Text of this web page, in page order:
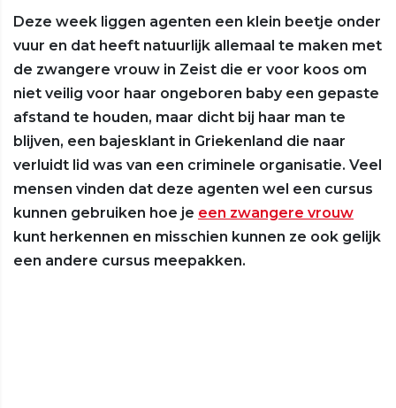
Deze week liggen agenten een klein beetje onder
vuur en dat heeft natuurlijk allemaal te maken met
de zwangere vrouw in Zeist die er voor koos om
niet veilig voor haar ongeboren baby een gepaste
afstand te houden, maar dicht bij haar man te
blijven, een bajesklant in Griekenland die naar
verluidt lid was van een criminele organisatie. Veel
mensen vinden dat deze agenten wel een cursus
kunnen gebruiken hoe je een zwangere vrouw
kunt herkennen en misschien kunnen ze ook gelijk
een andere cursus meepakken.